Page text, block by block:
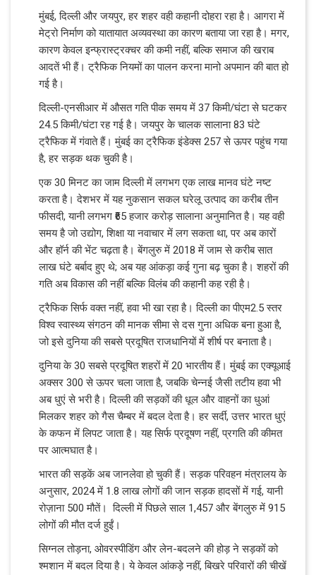
मुंबई, दिल्ली और जयपुर, हर शहर वही कहानी दोहरा रहा है। आगरा में
मेट्रो निर्माण को यातायात अव्यवस्था का कारण बताया जा रहा है। मगर,
कारण केवल इन्फ्रास्ट्रक्चर की कमी नहीं, बल्कि समाज की खराब
आदतें भी हैं। ट्रैफिक नियमों का पालन करना मानो अपमान की बात हो
गई है।
दिल्ली-एनसीआर में औसत गति पीक समय में 37 किमी/घंटा से घटकर
24.5 किमी/घंटा रह गई है। जयपुर के चालक सालाना 83 घंटे
ट्रैफिक में गंवाते हैं। मुंबई का ट्रैफिक इंडेक्स 257 से ऊपर पहुंच गया
है, हर सड़क थक चुकी है।
एक 30 मिनट का जाम दिल्ली में लगभग एक लाख मानव घंटे नष्ट
करता है। देशभर में यह नुकसान सकल घरेलू उत्पाद का करीब तीन
फीसदी, यानी लगभग ₹65 हजार करोड़ सालाना अनुमानित है। यह वही
समय है जो उद्योग, शिक्षा या नवाचार में लग सकता था, पर अब कारों
और हॉर्न की भेंट चढ़ता है। बेंगलुरु में 2018 में जाम से करीब सात
लाख घंटे बर्बाद हुए थे; अब यह आंकड़ा कई गुना बढ़ चुका है। शहरों की
गति अब विकास की नहीं बल्कि विलंब की कहानी कह रही है।
ट्रैफिक सिर्फ वक्त नहीं, हवा भी खा रहा है। दिल्ली का पीएम2.5 स्तर
विश्व स्वास्थ्य संगठन की मानक सीमा से दस गुना अधिक बना हुआ है,
जो इसे दुनिया की सबसे प्रदूषित राजधानियों में शीर्ष पर बनाता है।
दुनिया के 30 सबसे प्रदूषित शहरों में 20 भारतीय हैं। मुंबई का एक्यूआई
अक्सर 300 से ऊपर चला जाता है, जबकि चेन्नई जैसी तटीय हवा भी
अब धुएं से भरी है। दिल्ली की सड़कों की धूल और वाहनों का धुआं
मिलकर शहर को गैस चैम्बर में बदल देता है। हर सर्दी, उत्तर भारत धुएं
के कफन में लिपट जाता है। यह सिर्फ प्रदूषण नहीं, प्रगति की कीमत
पर आत्मघात है।
भारत की सड़कें अब जानलेवा हो चुकी हैं। सड़क परिवहन मंत्रालय के
अनुसार, 2024 में 1.8 लाख लोगों की जान सड़क हादसों में गई, यानी
रोज़ाना 500 मौतें। दिल्ली में पिछले साल 1,457 और बेंगलुरु में 915
लोगों की मौत दर्ज हुईं।
सिग्नल तोड़ना, ओवरस्पीडिंग और लेन-बदलने की होड़ ने सड़कों को
श्मशान में बदल दिया है। ये केवल आंकड़े नहीं, बिखरे परिवारों की चीखें